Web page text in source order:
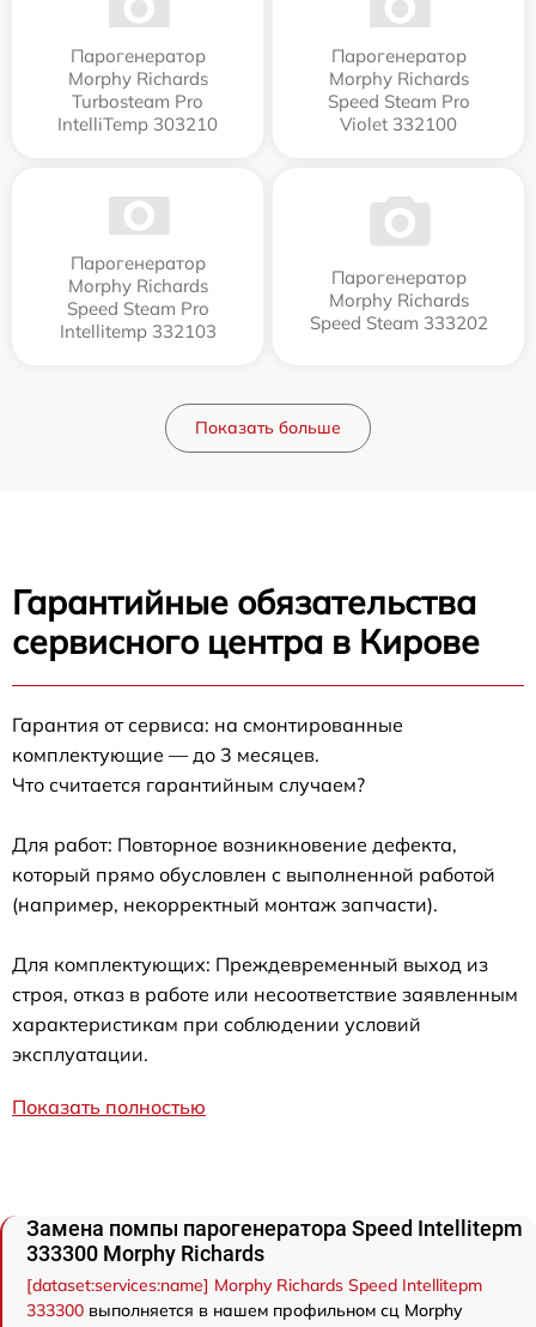
Парогенератор
Morphy Richards
Turbosteam Pro
IntelliTemp 303210
Парогенератор
Morphy Richards
Speed Steam Pro
Violet 332100
Парогенератор
Morphy Richards
Speed Steam Pro
Intellitemp 332103
Парогенератор
Morphy Richards
Speed Steam 333202
Показать больше
Гарантийные обязательства
сервисного центра в Кирове
Гарантия от сервиса: на смонтированные
комплектующие — до 3 месяцев.
Что считается гарантийным случаем?
Для работ: Повторное возникновение дефекта,
который прямо обусловлен с выполненной работой
(например, некорректный монтаж запчасти).
Для комплектующих: Преждевременный выход из
строя, отказ в работе или несоответствие заявленным
характеристикам при соблюдении условий
эксплуатации.
Показать полностью
Замена помпы парогенератора Speed Intellitepm
333300 Morphy Richards
[dataset:services:name] Morphy Richards Speed Intellitepm
333300 выполняется в нашем профильном сц Morphy